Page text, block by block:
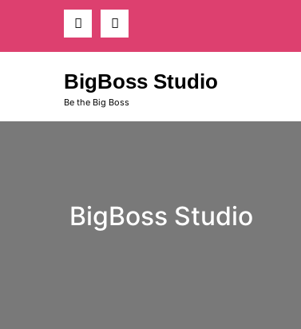
BigBoss Studio
Be the Big Boss
BigBoss Studio